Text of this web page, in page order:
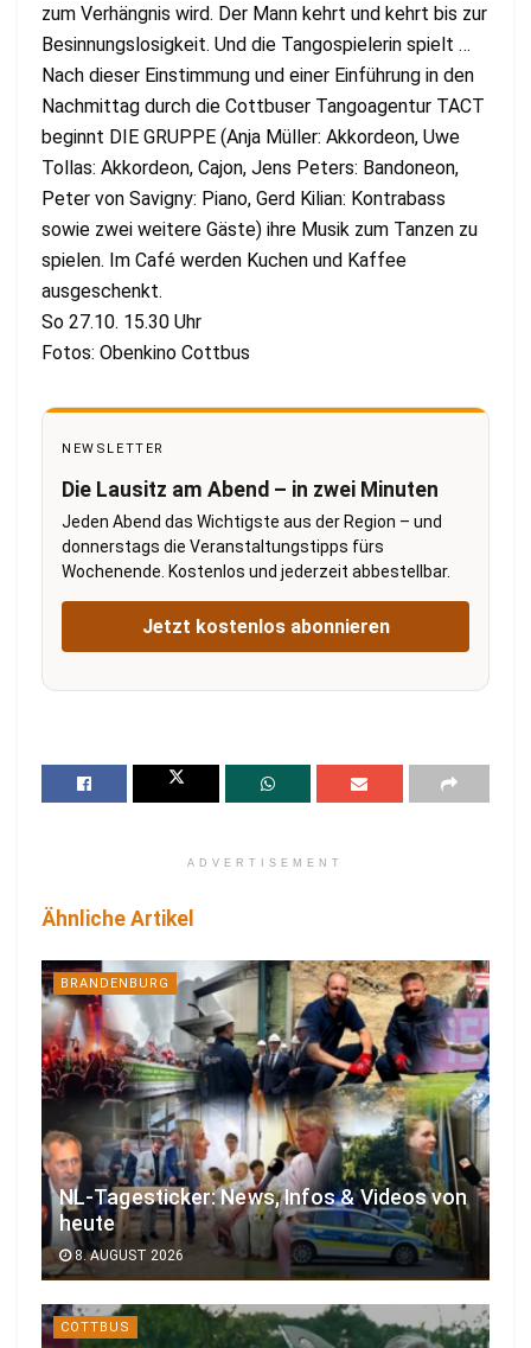
zum Verhängnis wird. Der Mann kehrt und kehrt bis zur
Besinnungslosigkeit. Und die Tangospielerin spielt …
Nach dieser Einstimmung und einer Einführung in den
Nachmittag durch die Cottbuser Tangoagentur TACT
beginnt DIE GRUPPE (Anja Müller: Akkordeon, Uwe
Tollas: Akkordeon, Cajon, Jens Peters: Bandoneon,
Peter von Savigny: Piano, Gerd Kilian: Kontrabass
sowie zwei weitere Gäste) ihre Musik zum Tanzen zu
spielen. Im Café werden Kuchen und Kaffee
ausgeschenkt.
So 27.10. 15.30 Uhr
Fotos: Obenkino Cottbus
NEWSLETTER
Die Lausitz am Abend – in zwei Minuten
Jeden Abend das Wichtigste aus der Region – und
donnerstags die Veranstaltungstipps fürs
Wochenende. Kostenlos und jederzeit abbestellbar.
Jetzt kostenlos abonnieren
ADVERTISEMENT
Ähnliche Artikel
BRANDENBURG
NL-Tagesticker: News, Infos & Videos von
heute
8. AUGUST 2026
COTTBUS